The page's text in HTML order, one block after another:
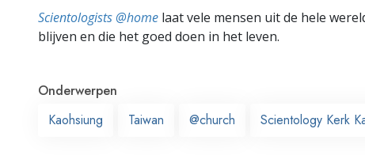
Scientologists @home laat vele mensen uit de hele
blijven en die het goed doen in het leven.
Onderwerpen
Kaohsiung
Taiwan @church Scientology Kerk